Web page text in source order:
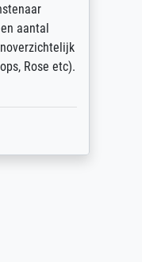
aantal
Rose etc).